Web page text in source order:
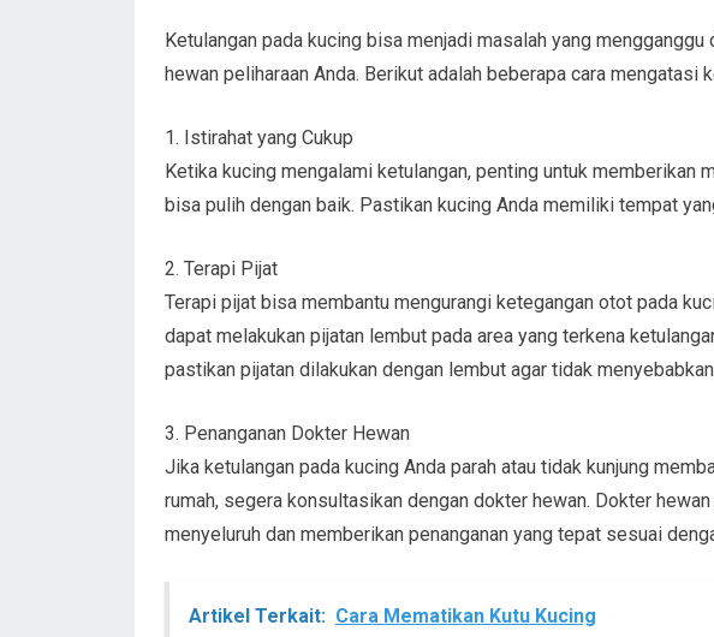
Ketulangan pada kucing bisa menjadi masalah yang
hewan peliharaan Anda. Berikut adalah beberapa cara mengatasi
1. Istirahat yang Cukup
Ketika kucing mengalami ketulangan, penting untuk memberikan
bisa pulih dengan baik. Pastikan kucing Anda memiliki tempat
2. Terapi Pijat
Terapi pijat bisa membantu mengurangi ketegangan otot pada
dapat melakukan pijatan lembut pada area yang terkena
pastikan pijatan dilakukan dengan lembut agar tidak
3. Penanganan Dokter Hewan
Jika ketulangan pada kucing Anda parah atau tidak kunjung
rumah, segera konsultasikan dengan dokter hewan. Dokter
menyeluruh dan memberikan penanganan yang tepat sesuai
Artikel Terkait: Cara Mematikan Kutu Kucing